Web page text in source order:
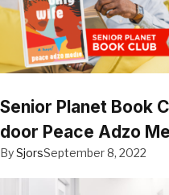
Senior Planet Book
door Peace Adzo
BySjorsSeptember 8, 2022